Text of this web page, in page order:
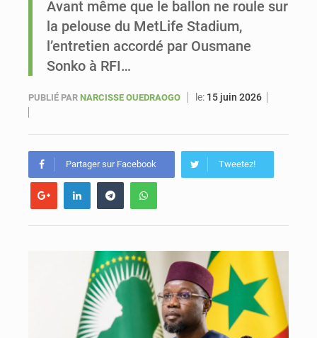
Avant même que le ballon ne roule sur
la pelouse du MetLife Stadium,
l’entretien accordé par Ousmane
Sonko à RFI…
PUBLIÉ PAR NARCISSE OUEDRAOGO le: 15 juin 2026
Partager sur Facebook Tweetez!